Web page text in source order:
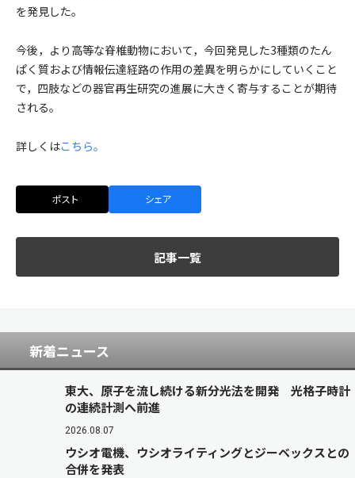
を発見した。
今後，より高等な脊椎動物において，今回発見した3種類のたん
ぱく質および情報伝達経路の作用の差異を明らかにしていくこと
で，四肢などの器官再生研究の進展に大きく寄与することが期待
される。
詳しくはこちら。
ポスト シェア
記事一覧
新着ニュース
東大、原子を流し続ける新分光法を開発 光格子時計
の連続計測へ前進
2026.08.07
ウシオ電機、ウシオライティングとジーベックスとの
合併を発表